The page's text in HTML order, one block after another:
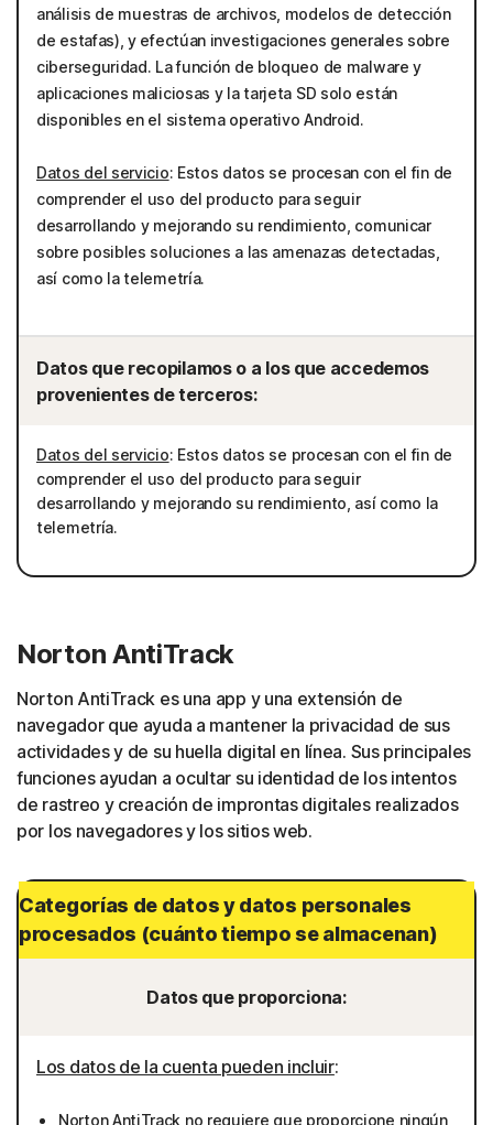
análisis de muestras de archivos, modelos de detección
de estafas), y efectúan investigaciones generales sobre
ciberseguridad. La función de bloqueo de malware y
aplicaciones maliciosas y la tarjeta SD solo están
disponibles en el sistema operativo Android.
Datos del servicio: Estos datos se procesan con el fin de
comprender el uso del producto para seguir
desarrollando y mejorando su rendimiento, comunicar
sobre posibles soluciones a las amenazas detectadas,
así como la telemetría.
Datos que recopilamos o a los que accedemos
provenientes de terceros:
Datos del servicio: Estos datos se procesan con el fin de
comprender el uso del producto para seguir
desarrollando y mejorando su rendimiento, así como la
telemetría.
Norton AntiTrack
Norton AntiTrack es una app y una extensión de
navegador que ayuda a mantener la privacidad de sus
actividades y de su huella digital en línea. Sus principales
funciones ayudan a ocultar su identidad de los intentos
de rastreo y creación de improntas digitales realizados
por los navegadores y los sitios web.
Categorías de datos y datos personales
procesados (cuánto tiempo se almacenan)
Datos que proporciona:
Los datos de la cuenta pueden incluir:
Norton AntiTrack no requiere que proporcione ningún